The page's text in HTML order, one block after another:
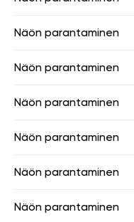
Näön parantaminen
Näön parantaminen
Näön parantaminen
Näön parantaminen
Näön parantaminen
Näön parantaminen